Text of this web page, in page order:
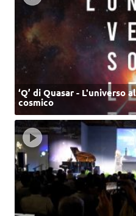
‘Q’ di Quasar -
cosmico